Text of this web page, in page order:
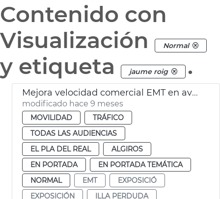
Contenido con
Visualización
Normal
y etiqueta jaume roig .
Mejora velocidad comercial EMT en avenida Blasco IBÁÑEZ València
modificado hace 9 meses
MOVILIDAD
TRÁFICO
TODAS LAS AUDIENCIAS
EL PLA DEL REAL
ALGIROS
EN PORTADA
EN PORTADA TEMÁTICA
NORMAL
EMT
EXPOSICIÓ
EXPOSICIÓN
ILLA PERDUDA